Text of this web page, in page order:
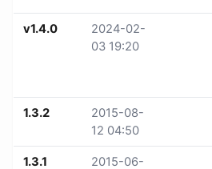
v1.4.0
2024-02-
03 19:20
1.3.2
2015-08-
12 04:50
1.3.1 2015-06-